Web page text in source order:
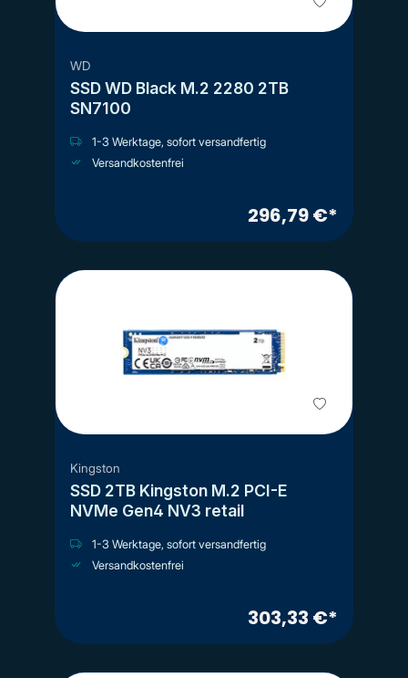
WD
SSD WD Black M.2 2280 2TB
SN7100
1-3 Werktage, sofort versandfertig
Versandkostenfrei
296,79 €*
Kingston
SSD 2TB Kingston M.2 PCI-E
NVMe Gen4 NV3 retail
1-3 Werktage, sofort versandfertig
Versandkostenfrei
303,33 €*